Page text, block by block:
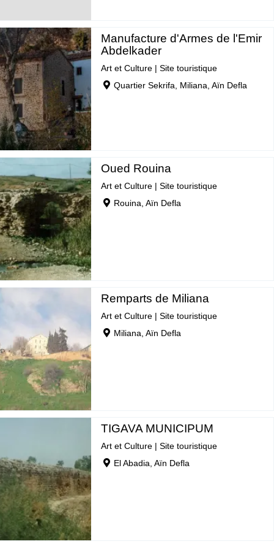
Manufacture d'Armes de l'Emir
Abdelkader
Art et Culture |Site touristique
Quartier Sekrifa, Miliana, Aïn Defla
Oued Rouina
Art et Culture |Site touristique
Rouina, Aïn Defla
Remparts de Miliana
Art et Culture |Site touristique
Miliana, Aïn Defla
TIGAVA MUNICIPUM
Art et Culture |Site touristique
El Abadia, Aïn Defla